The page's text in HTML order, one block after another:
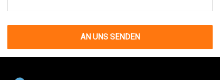
AN UNS SENDEN